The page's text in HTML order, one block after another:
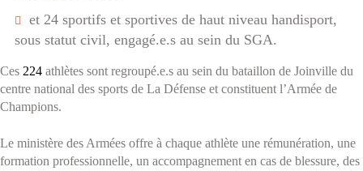
et 24 sportifs et sportives de haut niveau handisport,
sous statut civil, engagé.e.s au sein du SGA.
Ces 224 athlètes sont regroupé.e.s au sein du bataillon de Joinville du
centre national des sports de La Défense et constituent l’Armée de
Champions.
Le ministère des Armées offre à chaque athlète une rémunération, une
formation professionnelle, un accompagnement en cas de blessure, des